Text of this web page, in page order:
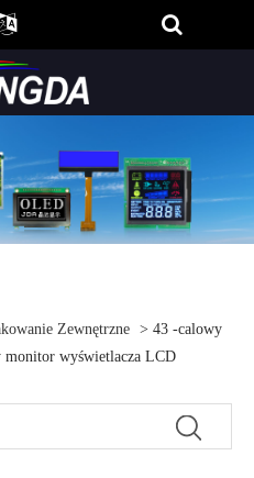
Zewnętrzne
> 43 -calowy
monitor wyświetlacza LCD